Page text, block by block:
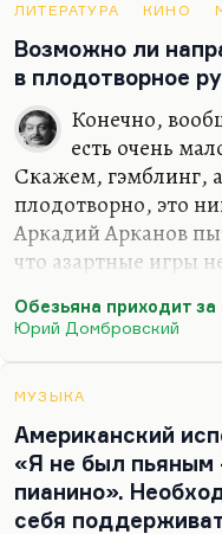
Это очень старая
Пушкина. Да и
Шота Руставели в
«Лучше смерть, но
дней позор».Так что
ЛИТЕРАТУРА КИНО
Возможно ли
в плодотворное
Конечно,
есть очень
Скажем, гэмблинг,
плодотворно, это
Аркадий Арканов
что азартные игры
Некрасова,
Игромания — это
сильно
озлобление — это
плюс, потому что
эмоций
только страх, вот
Обезьяна приходит
Юрий Домбровский
МУЗЫКА
Американский
«Я не был
пианино».
себя